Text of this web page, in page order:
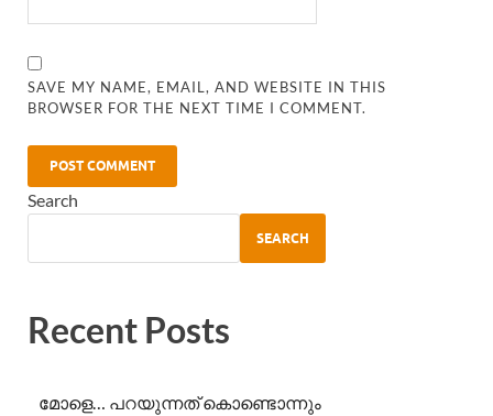
SAVE MY NAME, EMAIL, AND WEBSITE IN THIS
BROWSER FOR THE NEXT TIME I COMMENT.
Search
SEARCH
Recent Posts
മോളെ… പറയുന്നത് കൊണ്ടൊന്നും